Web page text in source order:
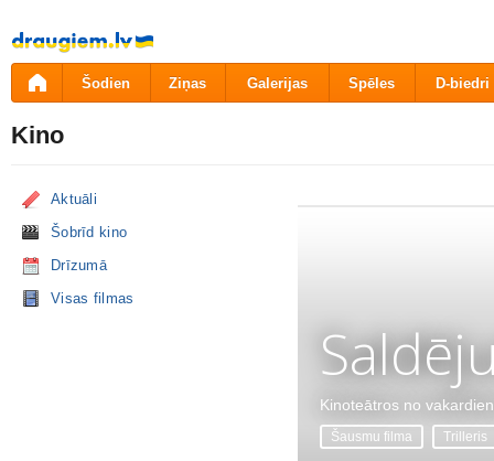
Pāriet
uz
saturu
Šodien Ziņas Galerijas Spēles D-biedri
Kino
Aktuāli
Šobrīd kino
Drīzumā
Visas filmas
Kinoteātros no
Šausmu filma Trilleris